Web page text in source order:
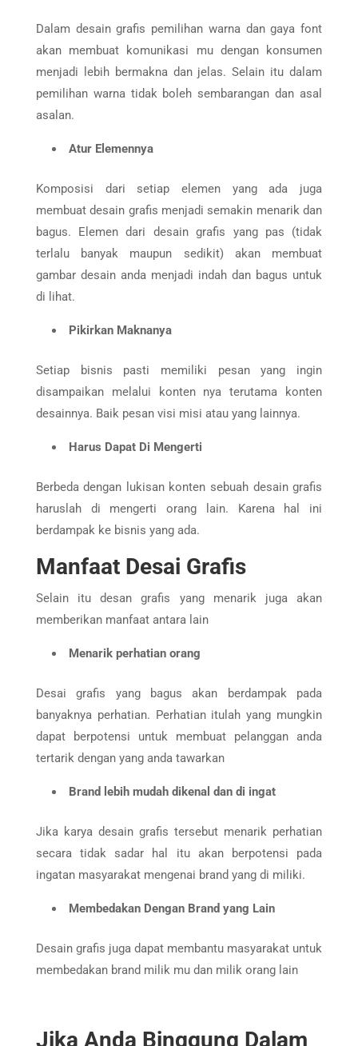
Dalam desain grafis pemilihan warna dan gaya font
akan membuat komunikasi mu dengan konsumen
menjadi lebih bermakna dan jelas. Selain itu dalam
pemilihan warna tidak boleh sembarangan dan asal
asalan.
Atur Elemennya
Komposisi dari setiap elemen yang ada juga
membuat desain grafis menjadi semakin menarik dan
bagus. Elemen dari desain grafis yang pas (tidak
terlalu banyak maupun sedikit) akan membuat
gambar desain anda menjadi indah dan bagus untuk
di lihat.
Pikirkan Maknanya
Setiap bisnis pasti memiliki pesan yang ingin
disampaikan melalui konten nya terutama konten
desainnya. Baik pesan visi misi atau yang lainnya.
Harus Dapat Di Mengerti
Berbeda dengan lukisan konten sebuah desain grafis
haruslah di mengerti orang lain. Karena hal ini
berdampak ke bisnis yang ada.
Manfaat Desai Grafis
Selain itu desan grafis yang menarik juga akan
memberikan manfaat antara lain
Menarik perhatian orang
Desai grafis yang bagus akan berdampak pada
banyaknya perhatian. Perhatian itulah yang mungkin
dapat berpotensi untuk membuat pelanggan anda
tertarik dengan yang anda tawarkan
Brand lebih mudah dikenal dan di ingat
Jika karya desain grafis tersebut menarik perhatian
secara tidak sadar hal itu akan berpotensi pada
ingatan masyarakat mengenai brand yang di miliki.
Membedakan Dengan Brand yang Lain
Desain grafis juga dapat membantu masyarakat untuk
membedakan brand milik mu dan milik orang lain
Jika Anda Binggung Dalam